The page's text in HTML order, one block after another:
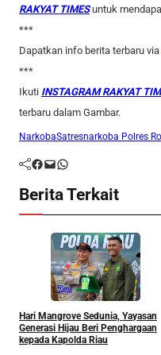
RAKYAT TIMESuntuk
***
Dapatkan info berita terbaru via
***
Ikuti INSTAGRAM RAKYAT
terbaru dalam Gambar.
NarkobaSatresnarkoba Polres
Facebook Mail WhatsApp
Berita Terkait
Riau
Hari Mangrove Sedunia, Yayasan
Generasi Hijau Beri Penghargaan
kepada Kapolda Riau